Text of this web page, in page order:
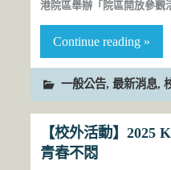
港院區舉辦「院區開放參
Continue reading »
一般公告, 最新消息,
【校外活動】2025
青春不悶